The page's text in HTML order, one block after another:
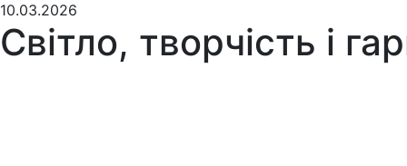
10.03.2026
Світло, творчість і